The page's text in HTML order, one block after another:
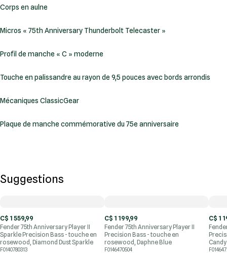
Corps en aulne
Micros « 75th Anniversary Thunderbolt Telecaster »
Profil de manche « C » moderne
Touche en palissandre au rayon de 9,5 pouces avec bords arrondis
Mécaniques ClassicGear
Plaque de manche commémorative du 75e anniversaire
Suggestions
C$ 1 559,99
Fender 75th Anniversary Player II
Sparkle Precision Bass - touche en
rosewood, Diamond Dust Sparkle
F0140780313
C$ 1 199,99
Fender 75th Anniversary Player II
Precision Bass - touche en
rosewood, Daphne Blue
F0146470504
C$ 1